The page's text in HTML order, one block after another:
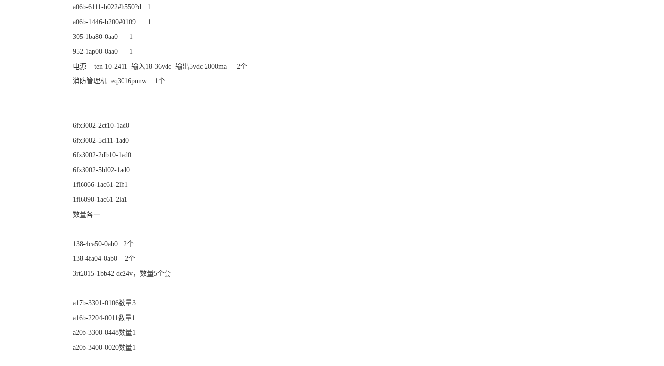
a06b-6111-h022#h550?d 1
a06b-1446-b200#0109 1
305-1ba80-0aa0 1
952-1ap00-0aa0 1
电源 ten 10-2411 输入18-36vdc 输出5vdc 2000ma 2个
消防管理机 eq3016pnnw 1个
6fx3002-2ct10-1ad0
6fx3002-5cl11-1ad0
6fx3002-2db10-1ad0
6fx3002-5bl02-1ad0
1fl6066-1ac61-2lh1
1fl6090-1ac61-2la1
数量各一
138-4ca50-0ab0 2个
138-4fa04-0ab0 2个
3rt2015-1bb42 dc24v，数量5个套
a17b-3301-0106数量3
a16b-2204-0011数量1
a20b-3300-0448数量1
a20b-3400-0020数量1